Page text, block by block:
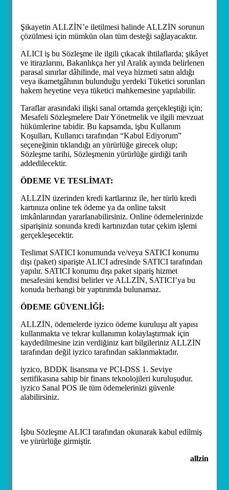
Şikayetin ALLZİN’e iletilmesi halinde ALLZİN sorunun
çözülmesi için mümkün olan tüm desteği sağlayacaktır.
ALICI iş bu Sözleşme ile ilgili çıkacak ihtilaflarda; şikâyet
ve itirazlarını, Bakanlıkça her yıl Aralık ayında belirlenen
parasal sınırlar dâhilinde, mal veya hizmeti satın aldığı
veya ikametgâhının bulunduğu yerdeki Tüketici sorunları
hakem heyetine veya tüketici mahkemesine yapılabilir.
Taraflar arasındaki ilişki sanal ortamda gerçekleştiği için;
Mesafeli Sözleşmelere Dair Yönetmelik ve ilgili mevzuat
hükümlerine tabidir. Bu kapsamda, işbu Kullanım
Koşulları, Kullanıcı tarafından “Kabul Ediyorum”
seçeneğinin tıklandığı an yürürlüğe girecek olup;
Sözleşme tarihi, Sözleşmenin yürürlüğe girdiği tarih
addedilecektir.
ÖDEME VE TESLİMAT:
ALLZİN üzerinden kredi kartlarınız ile, her türlü kredi
kartınıza online tek ödeme ya da online taksit
imkânlarından yararlanabilirsiniz. Online ödemelerinizde
siparişiniz sonunda kredi kartınızdan tutar çekim işlemi
gerçekleşecektir.
Teslimat SATICI konumunda ve/veya SATICI konumu
dışı (paket) siparişte ALICI adresinde SATICI tarafından
yapılır. SATICI konumu dışı paket sipariş hizmet
mesafesini kendisi belirler ve ALLZİN, SATICI’ya bu
konuda herhangi bir yaptırımda bulunamaz.
ÖDEME GÜVENLİĞİ:
ALLZİN, ödemelerde iyzico ödeme kuruluşu alt yapısı
kullanmakta ve tekrar kullanımın kolaylaştırmak için
kaydedilmesine izin verdiğiniz kart bilgileriniz ALLZİN
tarafından değil iyzico tarafından saklanmaktadır.
iyzico, BDDK lisansına ve PCI-DSS 1. Seviye
sertifikasına sahip bir finans teknolojileri kuruluşudur.
iyzico Sanal POS ile tüm ödemelerinizi güvenle
alabilirsiniz.
İşbu Sözleşme ALICI tarafından okunarak kabul edilmiş
ve yürürlüğe girmiştir.
allzin